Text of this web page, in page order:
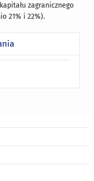
zagranicznego
21% i 22%).